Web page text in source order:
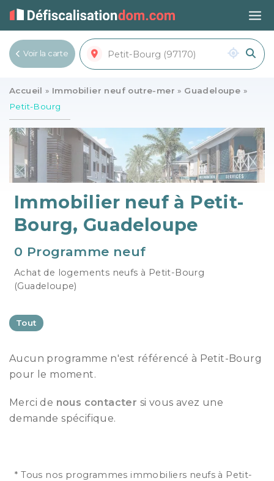
Accueil » Immobilier neuf outre-mer » Guadeloupe »
Petit-Bourg
Immobilier neuf à Petit-
Bourg, Guadeloupe
0 Programme neuf
Achat de logements neufs à Petit-Bourg
(Guadeloupe)
Voir la carte
Tout
Aucun programme n'est référencé à Petit-Bourg
pour le moment.
Merci de nous contacter si vous avez une
demande spécifique.
* Tous nos programmes immobiliers neufs à Petit-
Voir la liste